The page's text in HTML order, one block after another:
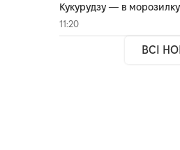
Кукурудзу — в морозилку
11:20
ВСІ